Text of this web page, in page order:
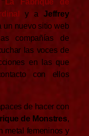
” La Fabrique de
y aJeffrey
un nuevo sitio web
compañías de
las voces de
en las que
con ellos
de hacer con
de Monstres,
metal femeninos y